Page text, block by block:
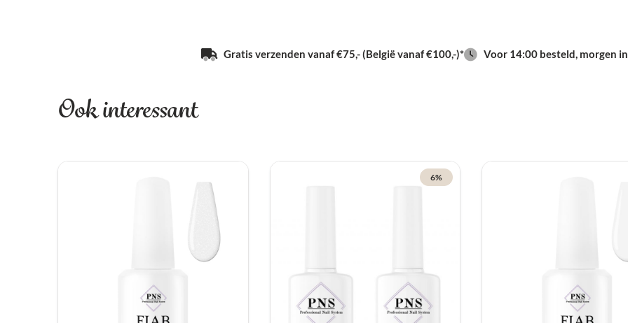
Gratis verzenden vanaf €75,- (België vanaf €100,-)* Voor 14:00 besteld, morgen
Ook interessant
6%